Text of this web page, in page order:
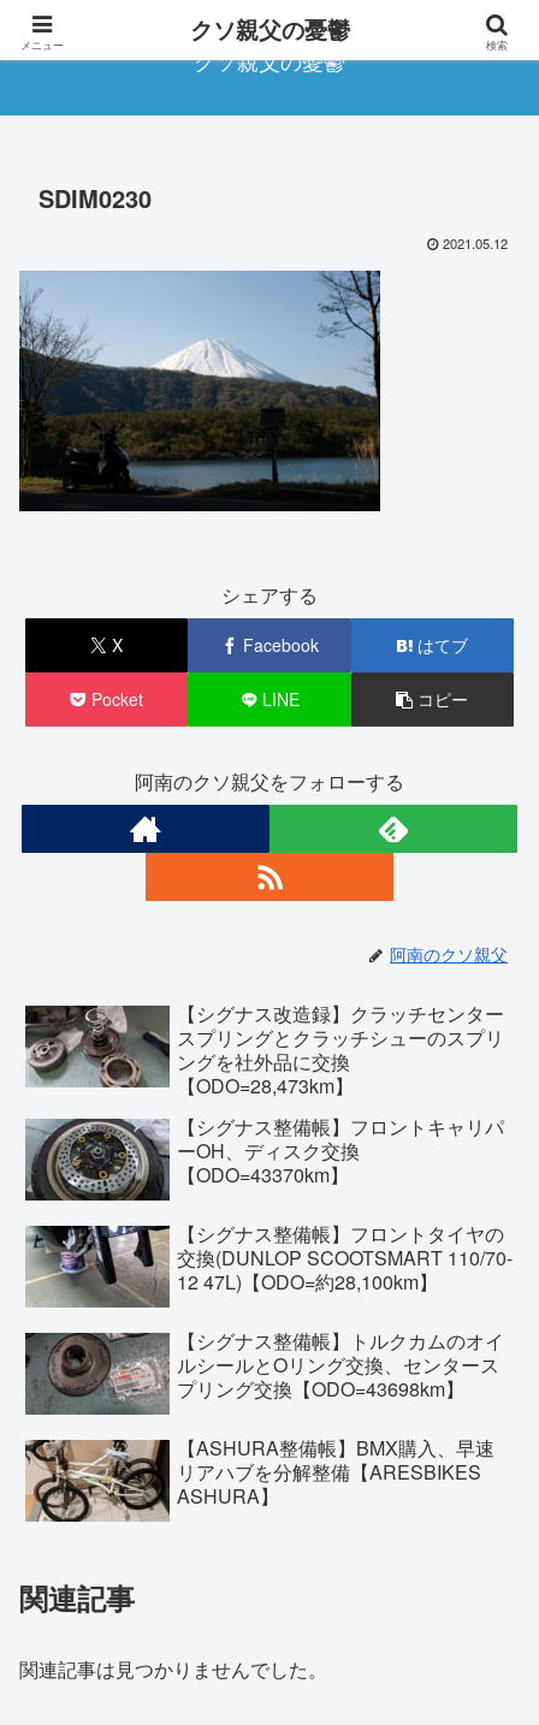
クソ親父の憂鬱
SDIM0230
2021.05.12
シェアする
X Facebook はてブ
Pocket LINE コピー
阿南のクソ親父をフォローする
阿南のクソ親父
【シグナス改造録】クラッチセンター
スプリングとクラッチシューのスプリ
ングを社外品に交換
【ODO=28,473km】
【シグナス整備帳】フロントキャリパ
ーOH、ディスク交換
【ODO=43370km】
【シグナス整備帳】フロントタイヤの
交換(DUNLOP SCOOTSMART 110/70-
12 47L)【ODO=約28,100km】
【シグナス整備帳】トルクカムのオイ
ルシールとOリング交換、センタース
プリング交換【ODO=43698km】
【ASHURA整備帳】BMX購入、早速
リアハブを分解整備【ARESBIKES
ASHURA】
関連記事
関連記事は見つかりませんでした。
メニュー クソ親父の憂鬱 検索